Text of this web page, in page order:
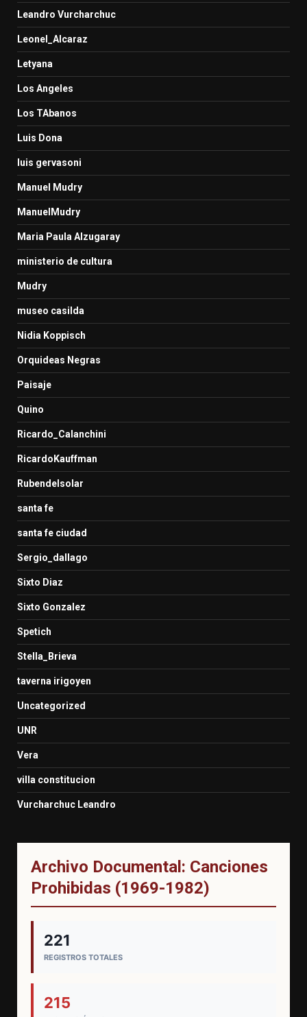
Leandro Vurcharchuc
Leonel_Alcaraz
Letyana
Los Angeles
Los TAbanos
Luis Dona
luis gervasoni
Manuel Mudry
ManuelMudry
Maria Paula Alzugaray
ministerio de cultura
Mudry
museo casilda
Nidia Koppisch
Orquideas Negras
Paisaje
Quino
Ricardo_Calanchini
RicardoKauffman
Rubendelsolar
santa fe
santa fe ciudad
Sergio_dallago
Sixto Diaz
Sixto Gonzalez
Spetich
Stella_Brieva
taverna irigoyen
Uncategorized
UNR
Vera
villa constitucion
Vurcharchuc Leandro
Archivo Documental: Canciones
Prohibidas (1969-1982)
221
REGISTROS TOTALES
215